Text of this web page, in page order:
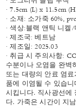
· 7.5cm (L) x 11.5cm
· 소재: 소가죽 60%,
· 색상:블랙 앤틱 니켈
· 제조국: 베트남
· 제조일: 2025.03
· 취급 시 주의사항:
수분이나 오염을 완벽
또는 대량의 안료 염
품에 이염될 수 있습
시킵니다. 직사광선에
다. 가죽은 시간이 지